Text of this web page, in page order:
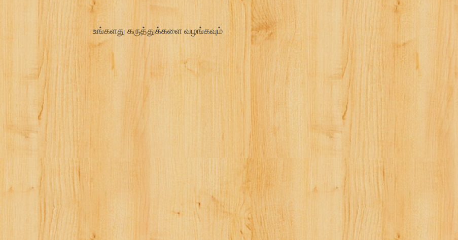
s
t
n
o
உங்களது கருத்துக்களை வழங்கவும்